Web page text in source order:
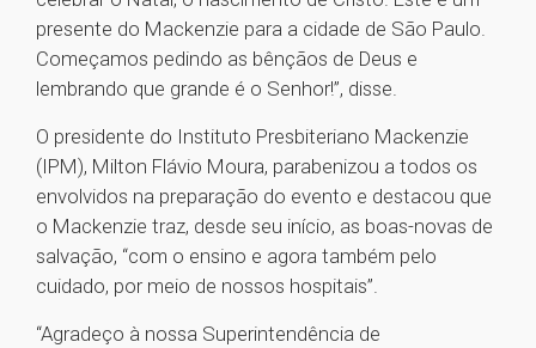
presente do Mackenzie para a cidade de São Paulo.
Começamos pedindo as bênçãos de Deus e
lembrando que grande é o Senhor!”, disse.
O presidente do Instituto Presbiteriano Mackenzie
(IPM), Milton Flávio Moura, parabenizou a todos os
envolvidos na preparação do evento e destacou que
o Mackenzie traz, desde seu início, as boas-novas de
salvação, “com o ensino e agora também pelo
cuidado, por meio de nossos hospitais”.
“Agradeço à nossa Superintendência de